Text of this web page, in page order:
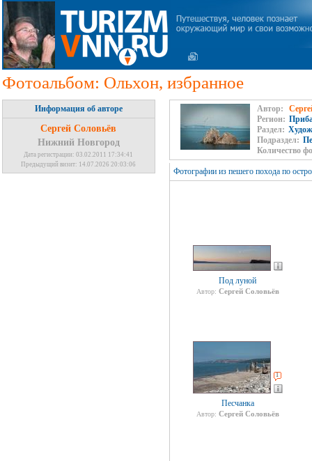
Фотоальбом: Ольхон, избранное
Информация об авторе
Сергей Соловьёв
Нижний Новгород
Дата регистрации: 03.02.2011 17:34:41
Предыдущий визит: 14.07.2026 20:03:06
Автор:
Регион:
Раздел:
Подраздел:
Количество
Фотографии из пешего похода по
Под луной
Автор: Сергей Соловьёв
1
Песчанка
Автор: Сергей Соловьёв